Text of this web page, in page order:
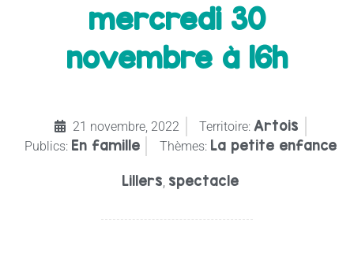
mercredi 30
novembre à 16h
21 novembre, 2022 Territoire: Artois
Publics: En famille Thèmes: La petite enfance
Lillers spectacle